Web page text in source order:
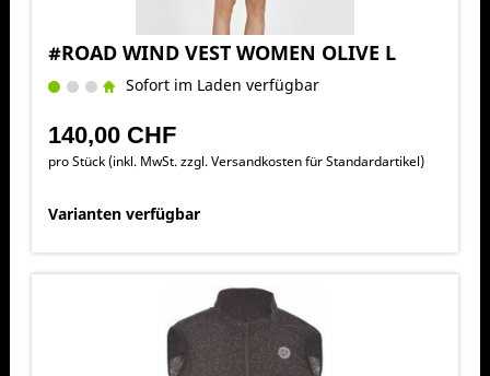
#ROAD WIND VEST WOMEN OLIVE L
Sofort im Laden verfügbar
140,00 CHF
pro Stück (inkl. MwSt. zzgl.Versandkosten für Standardartikel)
Varianten verfügbar